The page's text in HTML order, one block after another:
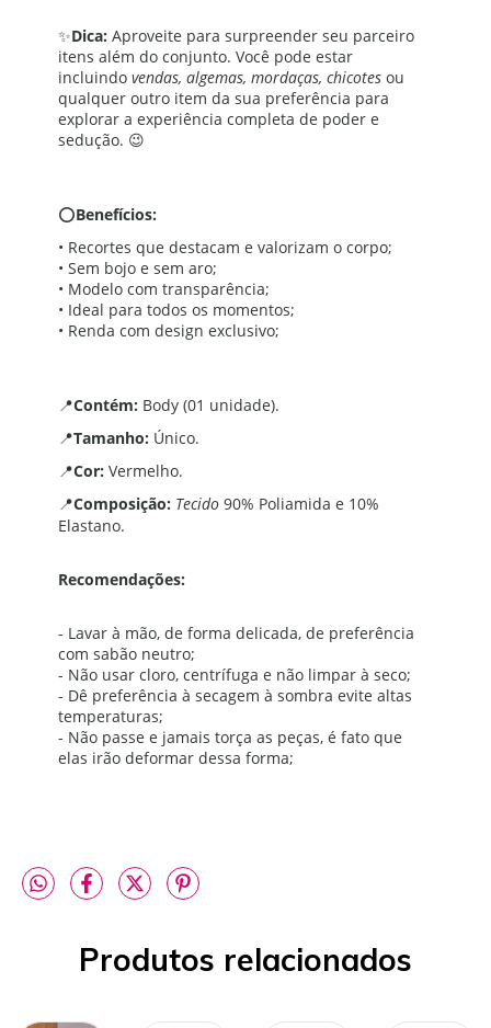
✨Dica: Aproveite para surpreender seu parceiro
itens além do conjunto. Você pode estar
incluindo vendas, algemas, mordaças, chicotes ou
qualquer outro item da sua preferência para
explorar a experiência completa de poder e
sedução. 😉
⭕Benefícios:
• Recortes que destacam e valorizam o corpo;
• Sem bojo e sem aro;
• Modelo com transparência;
• Ideal para todos os momentos;
• Renda com design exclusivo;
📍Contém: Body (01 unidade).
📍Tamanho: Único.
📍Cor: Vermelho.
📍Composição: Tecido 90% Poliamida e 10%
Elastano.
Recomendações:
- Lavar à mão, de forma delicada, de preferência
com sabão neutro;
- Não usar cloro, centrífuga e não limpar à seco;
- Dê preferência à secagem à sombra evite altas
temperaturas;
- Não passe e jamais torça as peças, é fato que
elas irão deformar dessa forma;
Produtos relacionados